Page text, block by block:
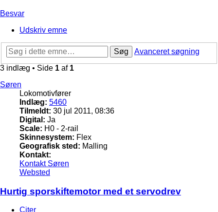
Besvar
Udskriv emne
Søg
Avanceret søgning
3 indlæg • Side 1 af 1
Søren
Lokomotivfører
Indlæg: 5460
Tilmeldt: 30 jul 2011, 08:36
Digital: Ja
Scale: H0 - 2-rail
Skinnesystem: Flex
Geografisk sted: Malling
Kontakt:
Kontakt Søren
Websted
Hurtig sporskiftemotor med et servodrev
Citer